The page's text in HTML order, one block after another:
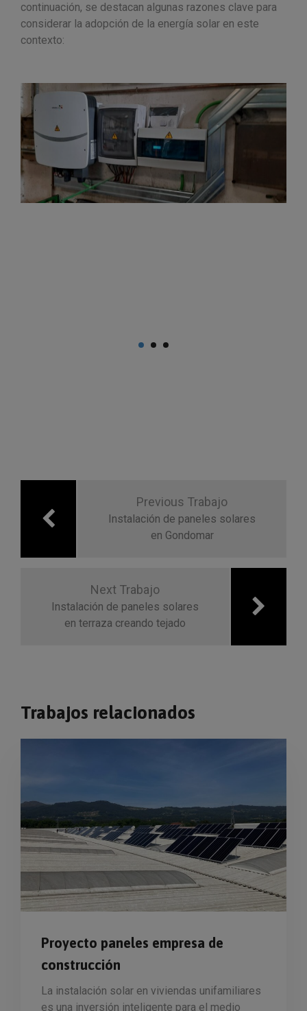
continuación, se destacan algunas razones clave para
considerar la adopción de la energía solar en este
contexto:
entradas
Previous Trabajo
Instalación de paneles solares
en Gondomar
Next Trabajo
Instalación de paneles solares
en terraza creando tejado
Trabajos relacionados
Proyecto paneles empresa de
construcción
La instalación solar en viviendas unifamiliares
es una inversión inteligente para el medio